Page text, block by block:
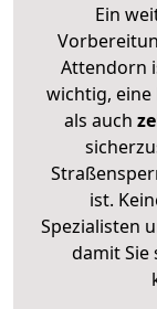
Ein
Attendorn
wichtig, eine
als auch
ist.
Spezialisten
damit Sie